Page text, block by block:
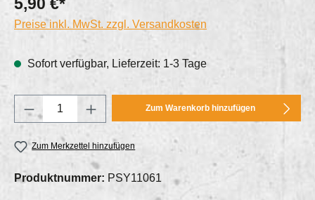
5,90 €*
Preise inkl. MwSt. zzgl. Versandkosten
Sofort verfügbar, Lieferzeit: 1-3 Tage
Produkt Anzahl: Gib den gewünschten
Zum Warenkorb hinzufügen
Zum Merkzettel hinzufügen
Produktnummer: PSY11061